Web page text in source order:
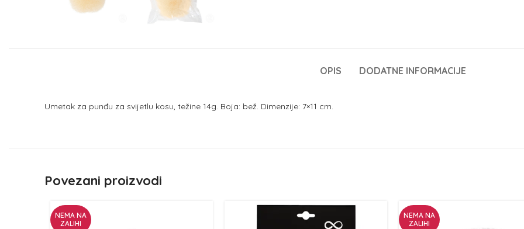
OPIS DODATNE INFORMACIJE
Umetak za punđu za svijetlu kosu, težine 14g. Boja: bež. Dimenzije: 7×11 cm.
Povezani proizvodi
NEMA NA
ZALIHI
NEMA NA
ZALIHI